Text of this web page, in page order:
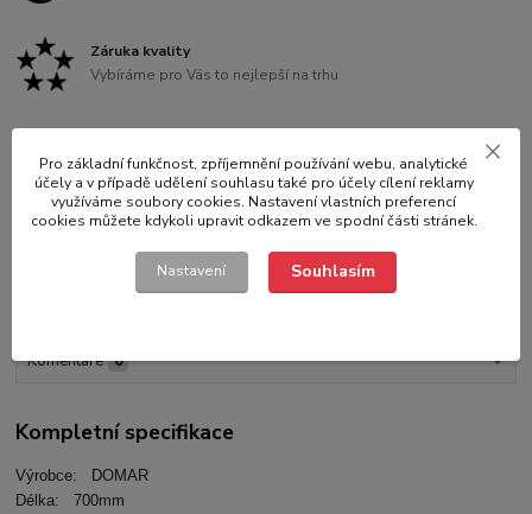
Záruka kvality
Vybíráme pro Vás to nejlepší na trhu
Kompletní specifikace
Komentáře 0
Kompletní specifikace
Výrobce: DOMAR
Délka: 700mm
Pro základní funkčnost, zpříjemnění používání webu, analytické
účely a v případě udělení souhlasu také pro účely cílení reklamy
využíváme soubory cookies. Nastavení vlastních preferencí
cookies můžete kdykoli upravit odkazem ve spodní části stránek.
Nastavení Souhlasím